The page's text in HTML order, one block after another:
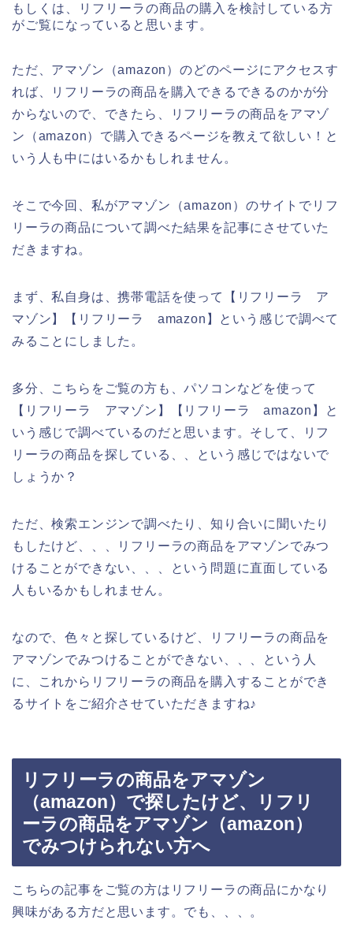
もしくは、リフリーラの商品の購入を検討している方
がご覧になっていると思います。
ただ、アマゾン（amazon）のどのページにアクセスす
れば、リフリーラの商品を購入できるできるのかが分
からないので、できたら、リフリーラの商品をアマゾ
ン（amazon）で購入できるページを教えて欲しい！と
いう人も中にはいるかもしれません。
そこで今回、私がアマゾン（amazon）のサイトでリフ
リーラの商品について調べた結果を記事にさせていた
だきますね。
まず、私自身は、携帯電話を使って【リフリーラ ア
マゾン】【リフリーラ amazon】という感じで調べて
みることにしました。
多分、こちらをご覧の方も、パソコンなどを使って
【リフリーラ アマゾン】【リフリーラ amazon】と
いう感じで調べているのだと思います。そして、リフ
リーラの商品を探している、、という感じではないで
しょうか？
ただ、検索エンジンで調べたり、知り合いに聞いたり
もしたけど、、、リフリーラの商品をアマゾンでみつ
けることができない、、、という問題に直面している
人もいるかもしれません。
なので、色々と探しているけど、リフリーラの商品を
アマゾンでみつけることができない、、、という人
に、これからリフリーラの商品を購入することができ
るサイトをご紹介させていただきますね♪
リフリーラの商品をアマゾン
（amazon）で探したけど、リフリ
ーラの商品をアマゾン（amazon）
でみつけられない方へ
こちらの記事をご覧の方はリフリーラの商品にかなり
興味がある方だと思います。でも、、、。